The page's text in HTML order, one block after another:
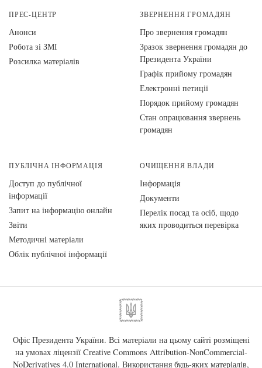
ПРЕС-ЦЕНТР
Анонси
Робота зі ЗМІ
Розсилка матеріалів
ЗВЕРНЕННЯ ГРОМАДЯН
Про звернення громадян
Зразок звернення громадян до
Президента України
Графік прийому громадян
Електронні петиції
Порядок прийому громадян
Стан опрацювання звернень
громадян
ПУБЛІЧНА ІНФОРМАЦІЯ
Доступ до публічної
інформації
Запит на інформацію онлайн
Звіти
Методичні матеріали
Облік публічної інформації
ОЧИЩЕННЯ ВЛАДИ
Інформація
Документи
Перелік посад та осіб, щодо
яких проводиться перевірка
Офіс Президента України. Всі матеріали на цьому сайті розміщені
на умовах ліцензії Creative Commons Attribution-NonCommercial-
NoDerivatives 4.0 International. Використання будь-яких матеріалів,